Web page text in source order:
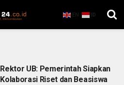
EN ID
Rektor UB: Pemerintah Siapkan
Kolaborasi Riset dan Beasiswa